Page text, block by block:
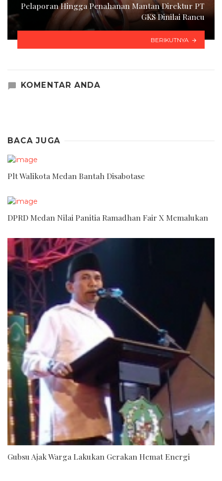
Pelaporan Hingga Penahanan Mantan Direktur PT
GKS Dinilai Rancu
BERIKUTNYA
KOMENTAR ANDA
BACA JUGA
Plt Walikota Medan Bantah Disabotase
DPRD Medan Nilai Panitia Ramadhan Fair X Memalukan
Gubsu Ajak Warga Lakukan Gerakan Hemat Energi